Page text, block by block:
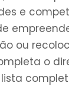
e
ou
o